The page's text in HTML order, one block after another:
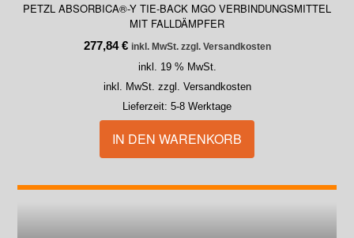
PETZL ABSORBICA®-Y TIE-BACK MGO VERBINDUNGSMITTEL
MIT FALLDÄMPFER
277,84€ inkl. MwSt. zzgl. Versandkosten
inkl. 19 % MwSt.
inkl. MwSt. zzgl. Versandkosten
Lieferzeit: 5-8 Werktage
IN DEN WARENKORB